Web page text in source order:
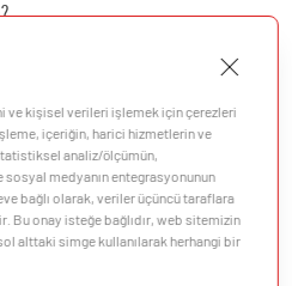
İçin Kullanmalıyım?
İçin Kullanmalıyım?
ve kişisel verileri işlemek için çerezleri
içeriğin, harici hizmetlerin ve
analiz/ölçümün,
sosyal medyanın entegrasyonunun
bağlı olarak, veriler üçüncü taraflara
Bu onay isteğe bağlıdır, web sitemizin
alttaki simge kullanılarak herhangi bir